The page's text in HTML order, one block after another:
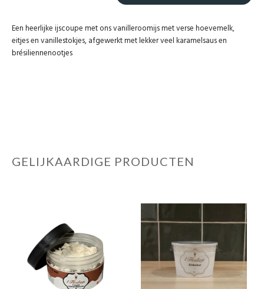
Een heerlijke ijscoupe met ons vanilleroomijs met verse hoevemelk,
eitjes en vanillestokjes, afgewerkt met lekker veel karamelsaus en
brésiliennenootjes
GELIJKAARDIGE PRODUCTEN